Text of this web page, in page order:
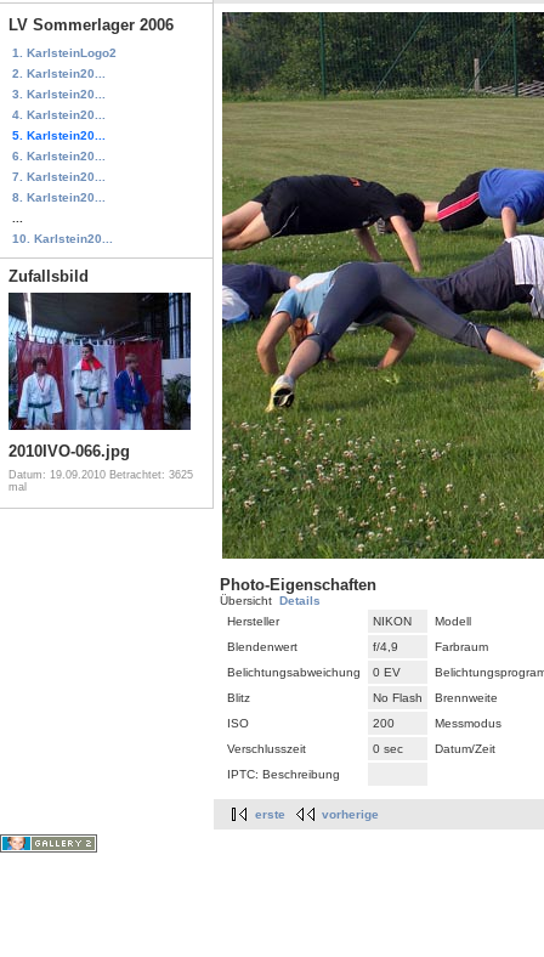
LV Sommerlager 2006
1. KarlsteinLogo2
2. Karlstein20...
3. Karlstein20...
4. Karlstein20...
5. Karlstein20...
6. Karlstein20...
7. Karlstein20...
8. Karlstein20...
10. Karlstein20...
Zufallsbild
2010IVO-066.jpg
Datum: 19.09.2010 Betrachtet: 3625
mal
Photo-Eigenschaften
Übersicht Details
Hersteller
NIKON
Modell
Blendenwert
f/4,9
Farbraum
Belichtungsabweichung
0 EV
Blitz
No Flash
Brennweite
ISO
200
Messmodus
Verschlusszeit
0 sec
Datum/Zeit
IPTC: Beschreibung
erste vorherige